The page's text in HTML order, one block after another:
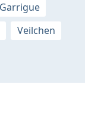
Garrigue
Veilchen